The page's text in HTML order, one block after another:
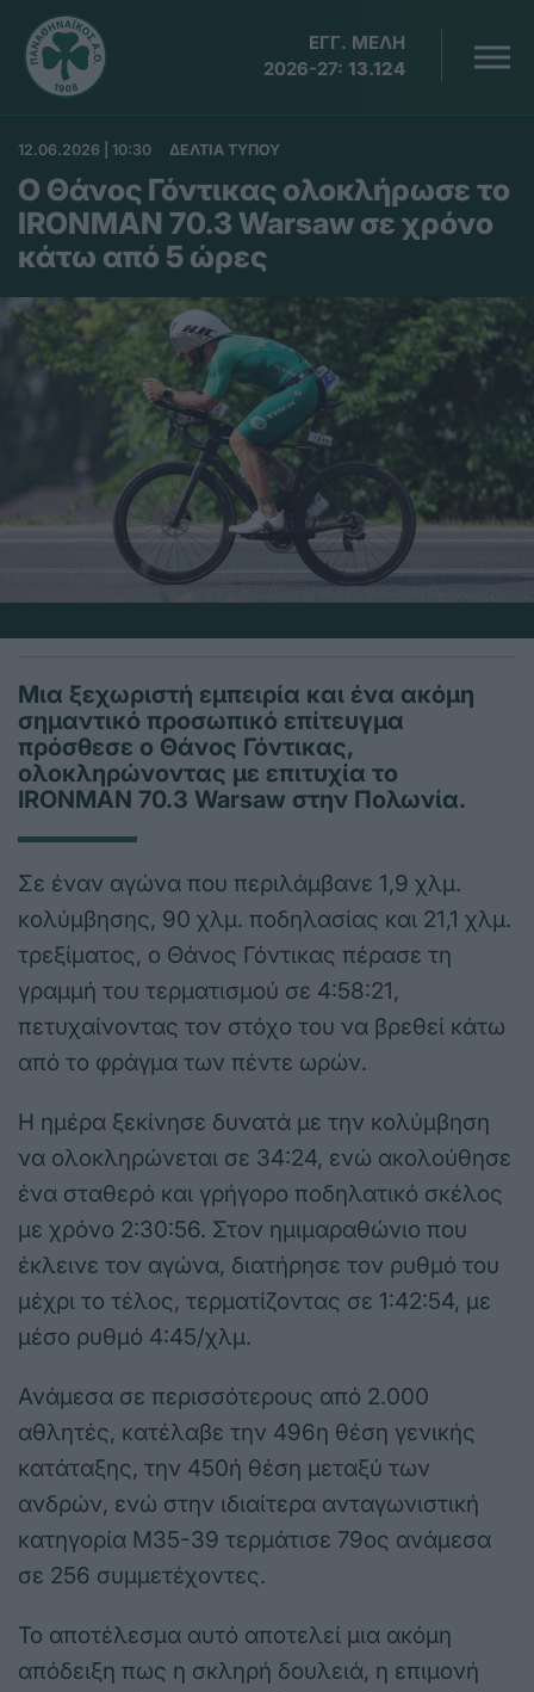
ΕΓΓ. ΜΕΛΗ
2026-27: 13.124
12.06.2026 | 10:30 ΔΕΛΤΙΑ ΤΥΠΟΥ
Ο Θάνος Γόντικας ολοκλήρωσε το
IRONMAN 70.3 Warsaw σε χρόνο
κάτω από 5 ώρες
Μια ξεχωριστή εμπειρία και ένα ακόμη
σημαντικό προσωπικό επίτευγμα
πρόσθεσε ο Θάνος Γόντικας,
ολοκληρώνοντας με επιτυχία το
IRONMAN 70.3 Warsaw στην Πολωνία.
Σε έναν αγώνα που περιλάμβανε 1,9 χλμ.
κολύμβησης, 90 χλμ. ποδηλασίας και 21,1 χλμ.
τρεξίματος, ο Θάνος Γόντικας πέρασε τη
γραμμή του τερματισμού σε 4:58:21,
πετυχαίνοντας τον στόχο του να βρεθεί κάτω
από το φράγμα των πέντε ωρών.
Η ημέρα ξεκίνησε δυνατά με την κολύμβηση
να ολοκληρώνεται σε 34:24, ενώ ακολούθησε
ένα σταθερό και γρήγορο ποδηλατικό σκέλος
με χρόνο 2:30:56. Στον ημιμαραθώνιο που
έκλεινε τον αγώνα, διατήρησε τον ρυθμό του
μέχρι το τέλος, τερματίζοντας σε 1:42:54, με
μέσο ρυθμό 4:45/χλμ.
Ανάμεσα σε περισσότερους από 2.000
αθλητές, κατέλαβε την 496η θέση γενικής
κατάταξης, την 450ή θέση μεταξύ των
ανδρών, ενώ στην ιδιαίτερα ανταγωνιστική
κατηγορία M35-39 τερμάτισε 79ος ανάμεσα
σε 256 συμμετέχοντες.
Το αποτέλεσμα αυτό αποτελεί μια ακόμη
απόδειξη πως η σκληρή δουλειά, η επιμονή